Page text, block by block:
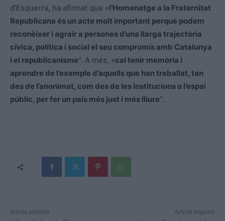
d’Esquerra, ha afirmat que «l’Homenatge a la Fraternitat
Republicana és un acte molt important perquè podem
reconèixer i agrair a persones d’una llarga trajectòria
cívica, política i social el seu compromís amb Catalunya
i el republicanisme”. A més, «cal tenir memòria i
aprendre de l’exemple d’aquells que han treballat, tan
des de l’anonimat, com des de les institucions o l’espai
públic, per fer un país més just i més lliure”.
Article anterior Article següent